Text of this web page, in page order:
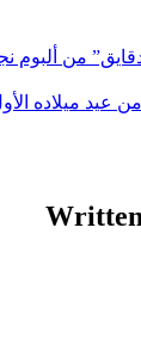
دقايق” من
من عيد ميلاده